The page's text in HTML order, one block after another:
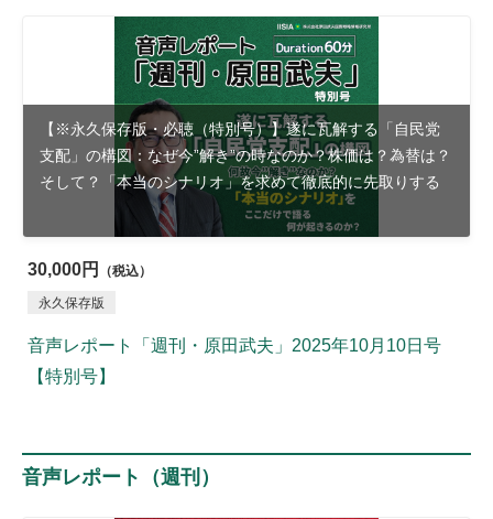
【※永久保存版・必聴（特別号）】遂に瓦解する「自民党
支配」の構図：なぜ今”解き”の時なのか？株価は？為替は？
そして？「本当のシナリオ」を求めて徹底的に先取りする
30,000円 （税込）
永久保存版
音声レポート「週刊・原田武夫」2025年10月10日号
【特別号】
音声レポート（週刊）